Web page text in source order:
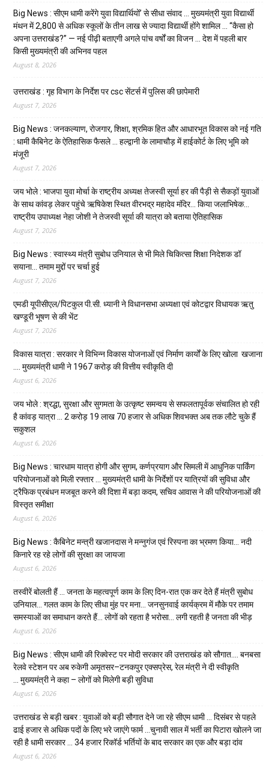
Big News : सीएम धामी करेंगे युवा विद्यार्थियों’ से सीधा संवाद … मुख्यमंत्री युवा विद्यार्थी
मंथन में 2,800 से अधिक स्कूलों के तीन लाख से ज्यादा विद्यार्थी होंगे शामिल … “कैसा हो
अपना उत्तराखंड?” — नई पीढ़ी बताएगी अगले पांच वर्षों का विजन … देश में पहली बार
किसी मुख्यमंत्री की अभिनव पहल
August 8, 2026
उत्तराखंड : गृह विभाग के निर्देश पर csc सेंटर्स में पुलिस की छापेमारी
August 7, 2026
Big News : जनकल्याण, रोजगार, शिक्षा, श्रमिक हित और आधारभूत विकास को नई गति
: धामी कैबिनेट के ऐतिहासिक फैसले … हल्द्वानी के लामाचौड़ में हाईकोर्ट के लिए भूमि को
मंजूरी
August 7, 2026
जय भोले : भाजपा युवा मोर्चा के राष्ट्रीय अध्यक्ष तेजस्वी सूर्या हर की पैड़ी से सैकड़ों युवाओं
के साथ कांवड़ लेकर पहुंचे ऋषिकेश स्थित वीरभद्र महादेव मंदिर… किया जलाभिषेक…
राष्ट्रीय उपाध्यक्ष नेहा जोशी ने तेजस्वी सूर्या की यात्रा को बताया ऐतिहासिक
August 7, 2026
Big News : स्वास्थ्य मंत्री सुबोध उनियाल से भी मिले चिकित्सा शिक्षा निदेशक डॉ
सयाना… तमाम मुद्दों पर चर्चा हुई
August 7, 2026
एमडी यूपीसीएल/पिटकुल पी.सी. ध्यानी ने विधानसभा अध्यक्षा एवं कोटद्वार विधायक ऋतु
खण्डूरी भूषण से की भेंट
August 7, 2026
विकास यात्रा : सरकार ने विभिन्न विकास योजनाओं एवं निर्माण कार्यों के लिए खोला खजाना
…. मुख्यमंत्री धामी ने ₹1967 करोड़ की वित्तीय स्वीकृति दी
August 6, 2026
जय भोले : श्रद्धा, सुरक्षा और सुगमता के उत्कृष्ट समन्वय से सफलतापूर्वक संचालित हो रही
है कांवड़ यात्रा … 2 करोड़ 19 लाख 70 हजार से अधिक शिवभक्त अब तक लौटे चुके हैं
सकुशल
August 6, 2026
Big News : चारधाम यात्रा होगी और सुगम, कर्णप्रयाग और सिमली में आधुनिक पार्किंग
परियोजनाओं को मिली रफ्तार … मुख्यमंत्री धामी के निर्देशों पर यात्रियों की सुविधा और
ट्रैफिक प्रबंधन मजबूत करने की दिशा में बड़ा कदम, सचिव आवास ने की परियोजनाओं की
विस्तृत समीक्षा
August 6, 2026
Big News : कैबिनेट मन्त्री खजानदास ने मन्नुगंज एवं रिस्पना का भ्रमण किया… नदी
किनारे रह रहे लोगों की सुरक्षा का जायजा
August 6, 2026
तस्वीरें बोलती हैं … जनता के महत्वपूर्ण काम के लिए दिन-रात एक कर देते हैं मंत्री सुबोध
उनियाल… गलत काम के लिए सीधा मुंह पर मना… जनसुनवाई कार्यक्रम में मौके पर तमाम
समस्याओं का समाधान करते हैं… लोगों को रहता है भरोसा… लगी रहती है जनता की भीड़
August 6, 2026
Big News : सीएम धामी की रिक्वेस्ट पर मोदी सरकार की उत्तराखंड को सौगात…. बनबसा
रेलवे स्टेशन पर अब रुकेगी अमृतसर–टनकपुर एक्सप्रेस, रेल मंत्री ने दी स्वीकृति
… मुख्यमंत्री ने कहा – लोगों को मिलेगी बड़ी सुविधा
August 6, 2026
उत्तराखंड से बड़ी खबर : युवाओं को बड़ी सौगात देने जा रहे सीएम धामी … दिसंबर से पहले
ढाई हजार से अधिक पदों के लिए भरे जाएंगे फार्म …चुनावी साल में भर्ती का पिटारा खोलने जा
रही है धामी सरकार … 34 हजार रिकॉर्ड भर्तियों के बाद सरकार का एक और बड़ा दांव
August 6, 2026